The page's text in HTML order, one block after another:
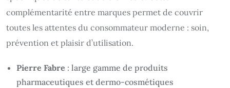
complémentarité entre marques permet de couvrir
toutes les attentes du consommateur moderne : soin,
prévention et plaisir d’utilisation.
Pierre Fabre : large gamme de produits
pharmaceutiques et dermo-cosmétiques